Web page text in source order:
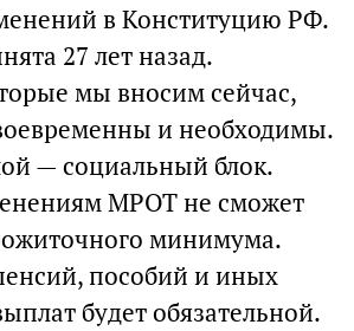
в Конституцию РФ.
27 лет назад.
мы вносим сейчас,
и необходимы.
— социальный блок.
МРОТ не сможет
минимума.
пособий и иных
будет обязательной.